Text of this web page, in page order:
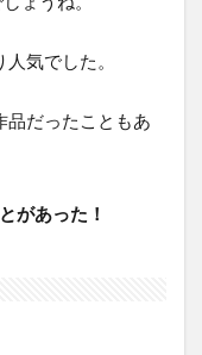
気でした。
品だったこともあ
があった！